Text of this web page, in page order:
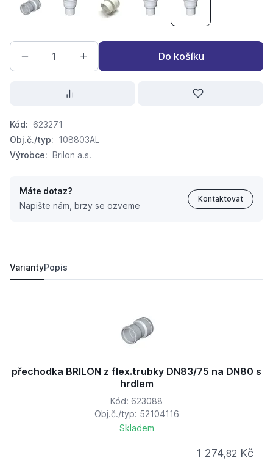
přechodka BRILON z flex.trubky DN83/75 na DN80 s
přechodka BRILON DN60/80 s hrdlem DN80
přechodka BRILON koaxiální DN100/60
přechodka BRILON DN110/
přechodka BRILON
Do košíku
Kód: 623271
Obj.č./typ: 108803AL
Výrobce: Brilon a.s.
Máte dotaz?
Napište nám, brzy se ozveme
Kontaktovat
VariantyPopis
přechodka BRILON z flex.trubky DN83/75 na DN80 s
hrdlem
Kód: 623088
Obj.č./typ: 52104116
Skladem
1 274,82 Kč